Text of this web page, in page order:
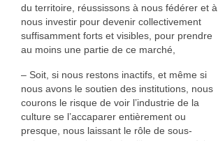
du territoire, réussissons à nous fédérer et à
nous investir pour devenir collectivement
suffisamment forts et visibles, pour prendre
au moins une partie de ce marché,
– Soit, si nous restons inactifs, et même si
nous avons le soutien des institutions, nous
courons le risque de voir l’industrie de la
culture se l’accaparer entièrement ou
presque, nous laissant le rôle de sous-